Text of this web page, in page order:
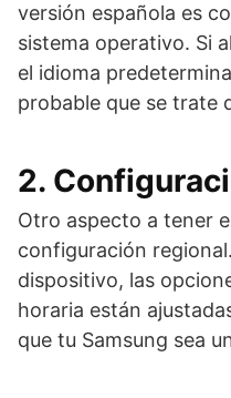
versión española es
sistema operativo. Si
el idioma
probable que se trate
2.
Otro aspecto a tener
configuración
dispositivo, las
horaria están
que tu Samsung sea